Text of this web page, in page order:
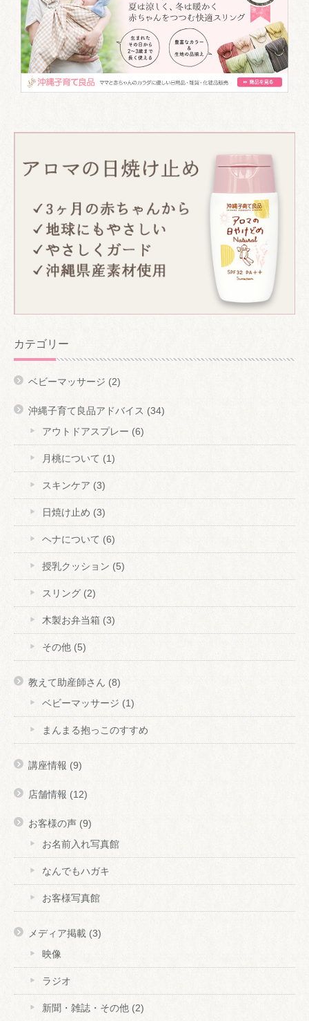
カテゴリー
ベビーマッサージ (2)
沖縄子育て良品アドバイス (34)
アウトドアスプレー (6)
月桃について (1)
スキンケア (3)
日焼け止め (3)
ヘナについて (6)
授乳クッション (5)
スリング (2)
木製お弁当箱 (3)
その他 (5)
教えて助産師さん (8)
ベビーマッサージ (1)
まんまる抱っこのすすめ
講座情報 (9)
店舗情報 (12)
お客様の声 (9)
お名前入れ写真館
なんでもハガキ
お客様写真館
メディア掲載 (3)
映像
ラジオ
新聞・雑誌・その他 (2)